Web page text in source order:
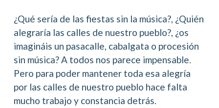
¿Qué sería de las fiestas sin la música?, ¿Quién
alegraría las calles de nuestro pueblo?, ¿os
imagináis un pasacalle, cabalgata o procesión
sin música? A todos nos parece impensable.
Pero para poder mantener toda esa alegría
por las calles de nuestro pueblo hace falta
mucho trabajo y constancia detrás.